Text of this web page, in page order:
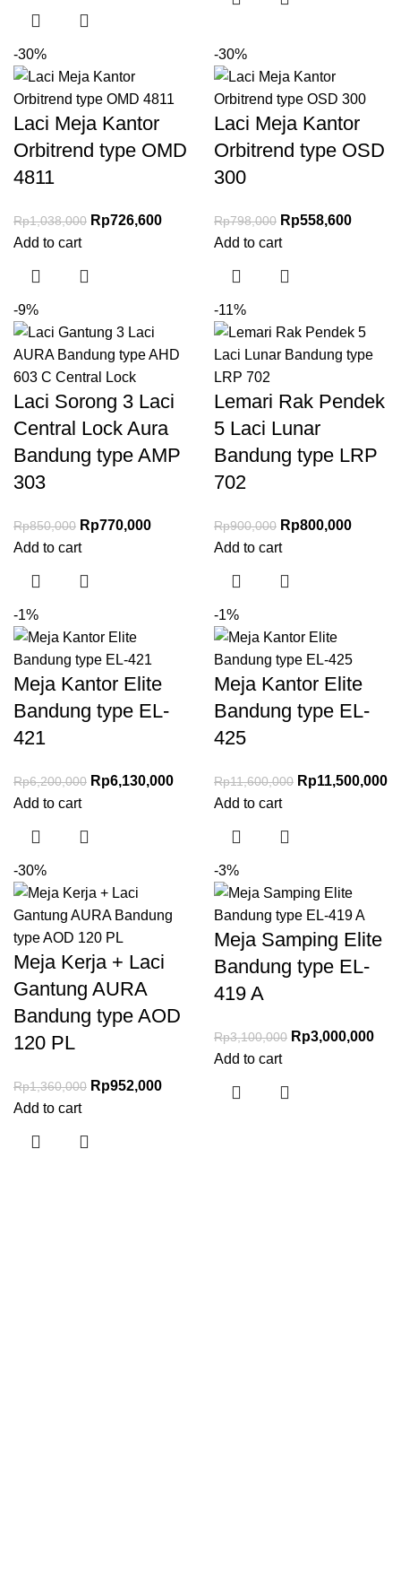
-30%
Laci Meja Kantor
Orbitrend type OMD
4811
Rp1,038,000 Rp726,600
Add to cart
-30%
Laci Meja Kantor
Orbitrend type OSD
300
Rp798,000 Rp558,600
Add to cart
-9%
Laci Sorong 3 Laci
Central Lock Aura
Bandung type AMP
303
Rp850,000 Rp770,000
Add to cart
-11%
Lemari Rak Pendek
5 Laci Lunar
Bandung type LRP
702
Rp900,000 Rp800,000
Add to cart
-1%
Meja Kantor Elite
Bandung type EL-
421
Rp6,200,000 Rp6,130,000
Add to cart
-1%
Meja Kantor Elite
Bandung type EL-
425
Rp11,600,000 Rp11,500,000
Add to cart
-30%
Meja Kerja + Laci
Gantung AURA
Bandung type AOD
120 PL
Rp1,360,000 Rp952,000
Add to cart
-3%
Meja Samping Elite
Bandung type EL-
419 A
Rp3,100,000 Rp3,000,000
Add to cart